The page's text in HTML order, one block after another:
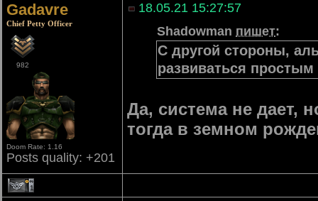
Gadavre
Chief Petty Officer
982
Doom Rate: 1.16
Posts quality: +201
18.05.21 15:27:57
Shadowman пишет:
С другой стороны,
развиваться
Да, система не дает,
тогда в земном
1